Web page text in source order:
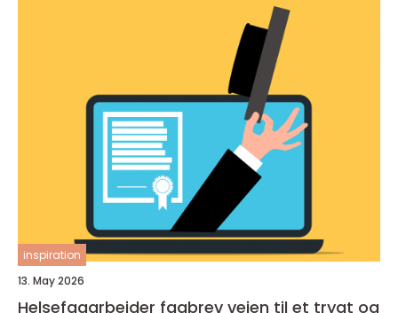
inspiration
13. May 2026
Helsefagarbeider fagbrev veien til et trygt og